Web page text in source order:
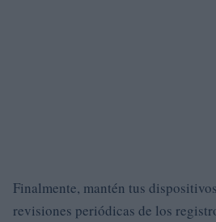
Finalmente, mantén tus
revisiones periódicas de los